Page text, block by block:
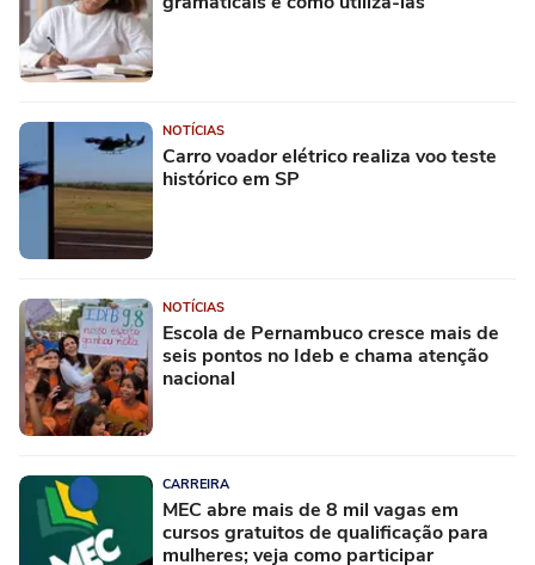
NOTÍCIAS
Carro voador elétrico realiza voo teste
histórico em SP
NOTÍCIAS
Escola de Pernambuco cresce mais de
seis pontos no Ideb e chama atenção
nacional
CARREIRA
MEC abre mais de 8 mil vagas em
cursos gratuitos de qualificação para
mulheres; veja como participar